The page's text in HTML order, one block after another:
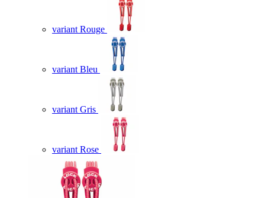
variant Rouge
variant Bleu
variant Gris
variant Rose